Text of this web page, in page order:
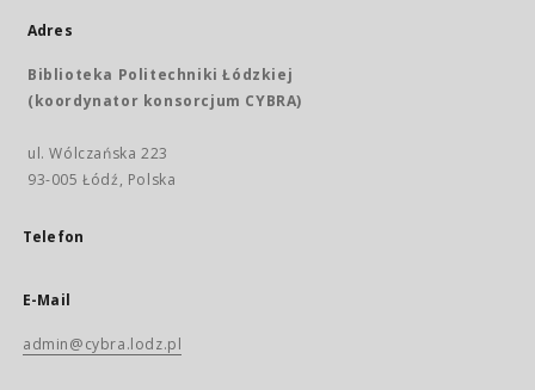
Adres
Biblioteka Politechniki Łódzkiej
(koordynator konsorcjum CYBRA)
ul. Wólczańska 223
93-005 Łódź, Polska
Telefon
E-Mail
admin@cybra.lodz.pl